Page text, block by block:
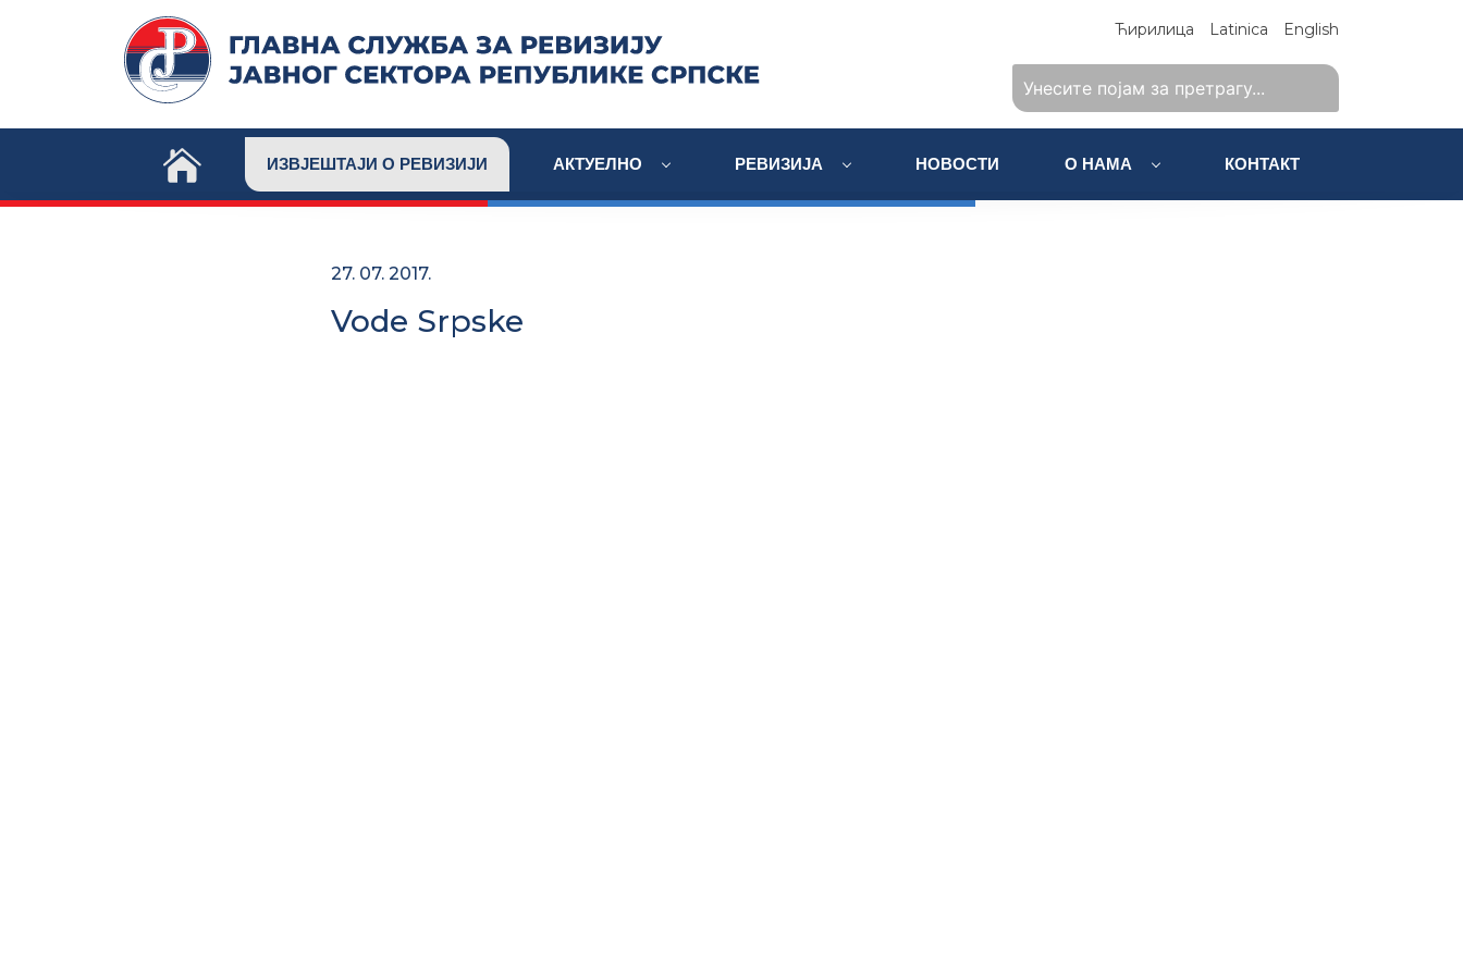
Ћирилица Latinica English
ИЗВЈЕШТАЈИ О РЕВИЗИЈИ АКТУЕЛНО РЕВИЗИЈА НОВОСТИ О НАМА КОНТАКТ
27. 07. 2017.
Vode Srpske